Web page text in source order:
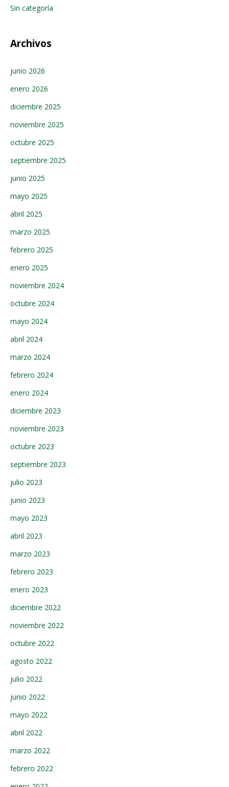
Sin categoría
Archivos
junio 2026
enero 2026
diciembre 2025
noviembre 2025
octubre 2025
septiembre 2025
junio 2025
mayo 2025
abril 2025
marzo 2025
febrero 2025
enero 2025
noviembre 2024
octubre 2024
mayo 2024
abril 2024
marzo 2024
febrero 2024
enero 2024
diciembre 2023
noviembre 2023
octubre 2023
septiembre 2023
julio 2023
junio 2023
mayo 2023
abril 2023
marzo 2023
febrero 2023
enero 2023
diciembre 2022
noviembre 2022
octubre 2022
agosto 2022
julio 2022
junio 2022
mayo 2022
abril 2022
marzo 2022
febrero 2022